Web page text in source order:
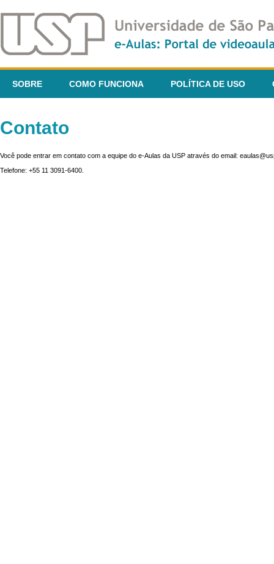
SOBRE COMO FUNCIONA POLÍTICA DE USO
Contato
Você pode entrar em contato com a equipe do e-Aulas da USP através do email:
Telefone: +55 11 3091-6400.